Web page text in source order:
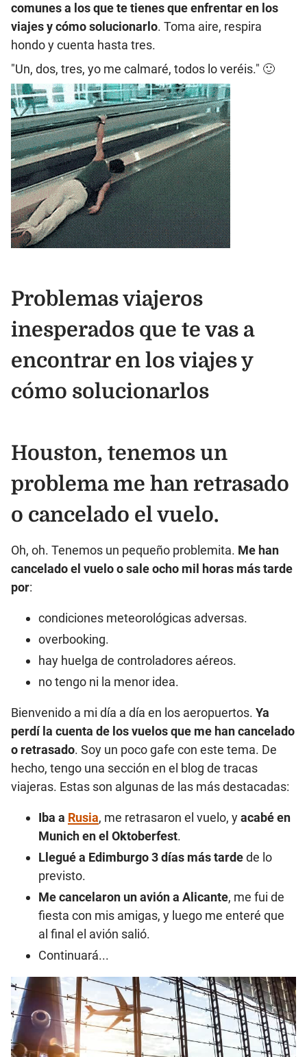
comunes a los que te tienes que enfrentar en los
viajes y cómo solucionarlo. Toma aire, respira
hondo y cuenta hasta tres.
"Un, dos, tres, yo me calmaré, todos lo veréis." 🙂
Problemas viajeros
inesperados que te vas a
encontrar en los viajes y
cómo solucionarlos
Houston, tenemos un
problema me han retrasado
o cancelado el vuelo.
Oh, oh. Tenemos un pequeño problemita. Me han
cancelado el vuelo o sale ocho mil horas más tarde
por:
condiciones meteorológicas adversas.
overbooking.
hay huelga de controladores aéreos.
no tengo ni la menor idea.
Bienvenido a mi día a día en los aeropuertos. Ya
perdí la cuenta de los vuelos que me han cancelado
o retrasado. Soy un poco gafe con este tema. De
hecho, tengo una sección en el blog de tracas
viajeras. Estas son algunas de las más destacadas:
Iba a Rusia, me retrasaron el vuelo, yacabé en
Munich en el Oktoberfest.
Llegué a Edimburgo 3 días más tardede lo
previsto.
Me cancelaron un avión a Alicante, me fui de
fiesta con mis amigas, y luego me enteré que
al final el avión salió.
Continuará...